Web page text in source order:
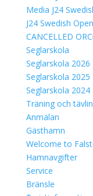
Media J24
J24 Swedish
CANCELLED
Seglarskola
Seglarskola 2026
Seglarskola 2025
Seglarskola 2024
Träning och
Anmälan
Gästhamn
Welcome to
Hamnavgifter
Service
Bränsle